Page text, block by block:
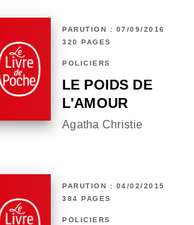
PARUTION : 07/09/2016
320 PAGES
POLICIERS
LE POIDS DE
L'AMOUR
Agatha Christie
PARUTION : 04/02/2015
384 PAGES
POLICIERS